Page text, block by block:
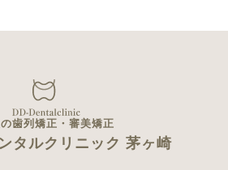
歯列矯正・審美矯正
タルクリニック 茅ヶ崎